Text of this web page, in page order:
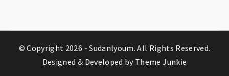
© Copyright 2026 -Sudanlyoum. All Rights Reserved.
Designed & Developed by Theme Junkie